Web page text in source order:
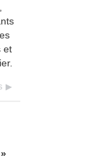
et